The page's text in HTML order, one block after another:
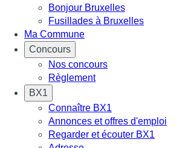
Bonjour Bruxelles
Fusillades à Bruxelles
Ma Commune
Concours
Nos concours
Règlement
BX1
Connaître BX1
Annonces et offres d'emploi
Regarder et écouter BX1